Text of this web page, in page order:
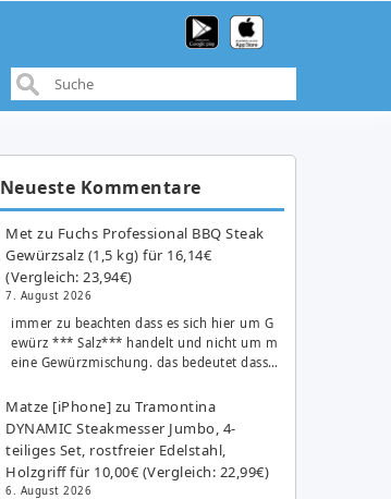
Neueste Kommentare
Met zu Fuchs Professional BBQ Steak
Gewürzsalz (1,5 kg) für 16,14€
(Vergleich: 23,94€)
7. August 2026
immer zu beachten dass es sich hier um G
ewürz *** Salz*** handelt und nicht um m
eine Gewürzmischung. das bedeutet dass…
Matze [iPhone] zuTramontina
DYNAMIC Steakmesser Jumbo, 4-
teiliges Set, rostfreier Edelstahl,
Holzgriff für 10,00€ (Vergleich: 22,99€)
6. August 2026